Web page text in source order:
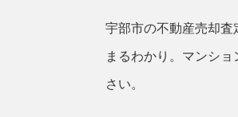
宇部市の不動産売却
まるわかり。マンシ
さい。